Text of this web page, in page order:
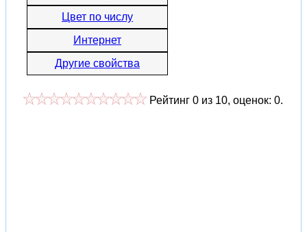
Цвет по числу
Интернет
Другие свойства
Рейтинг 0 из 10, оценок: 0.